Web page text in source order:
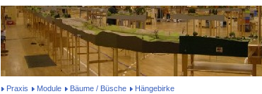
Praxis Module Bäume / Büsche Hängebirke